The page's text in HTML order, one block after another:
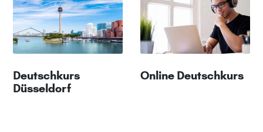
Deutschkurs
Düsseldorf
Online Deutschkurs